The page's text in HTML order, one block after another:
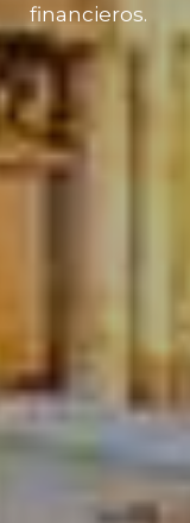
financieros.